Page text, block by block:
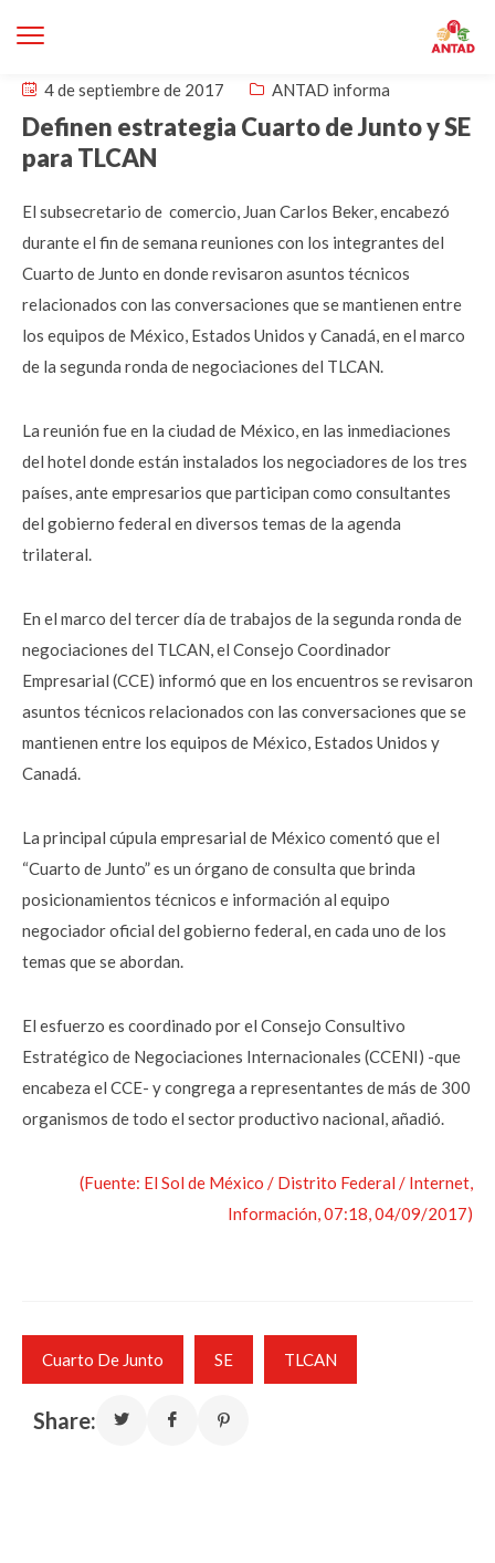
4 de septiembre de 2017 ANTAD informa
Definen estrategia Cuarto de Junto y SE
para TLCAN
El subsecretario de comercio, Juan Carlos Beker, encabezó
durante el fin de semana reuniones con los integrantes del
Cuarto de Junto en donde revisaron asuntos técnicos
relacionados con las conversaciones que se mantienen entre
los equipos de México, Estados Unidos y Canadá, en el marco
de la segunda ronda de negociaciones del TLCAN.
La reunión fue en la ciudad de México, en las inmediaciones
del hotel donde están instalados los negociadores de los tres
países, ante empresarios que participan como consultantes
del gobierno federal en diversos temas de la agenda
trilateral.
En el marco del tercer día de trabajos de la segunda ronda de
negociaciones del TLCAN, el Consejo Coordinador
Empresarial (CCE) informó que en los encuentros se revisaron
asuntos técnicos relacionados con las conversaciones que se
mantienen entre los equipos de México, Estados Unidos y
Canadá.
La principal cúpula empresarial de México comentó que el
“Cuarto de Junto” es un órgano de consulta que brinda
posicionamientos técnicos e información al equipo
negociador oficial del gobierno federal, en cada uno de los
temas que se abordan.
El esfuerzo es coordinado por el Consejo Consultivo
Estratégico de Negociaciones Internacionales (CCENI) -que
encabeza el CCE- y congrega a representantes de más de 300
organismos de todo el sector productivo nacional, añadió.
(Fuente: El Sol de México / Distrito Federal / Internet,
Información, 07:18, 04/09/2017)
Cuarto De Junto SE TLCAN
Share: